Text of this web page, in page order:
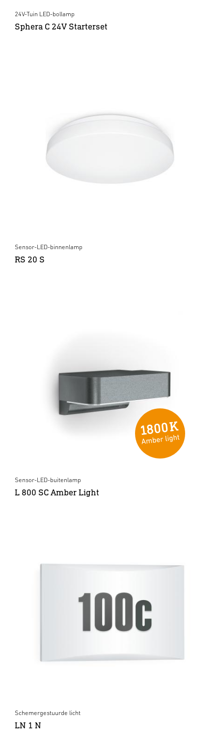
24V-Tuin LED-bollamp
Sphera C 24V Starterset
Sensor-LED-binnenlamp
RS 20 S
Sensor-LED-buitenlamp
L 800 SC Amber Light
Schemergestuurde licht
LN 1 N